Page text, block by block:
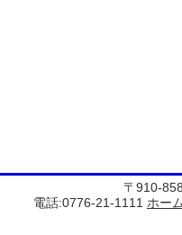
〒910-
電話:0776-21-1111 ホー